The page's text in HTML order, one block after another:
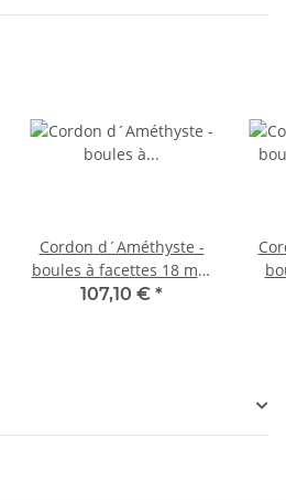
Cordon d´Améthyste -
boules à facettes 18 mm
violet, longueur 38,5 cm
107,10 € *